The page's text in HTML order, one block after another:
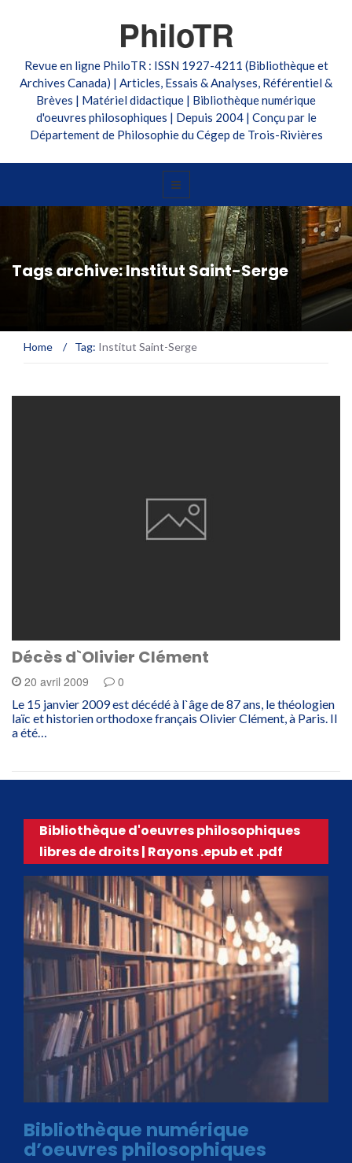
PhiloTR
Revue en ligne PhiloTR : ISSN 1927-4211 (Bibliothèque et
Archives Canada) | Articles, Essais & Analyses, Référentiel &
Brèves | Matériel didactique | Bibliothèque numérique
d'oeuvres philosophiques | Depuis 2004 | Conçu par le
Département de Philosophie du Cégep de Trois-Rivières
Tags archive: Institut Saint-Serge
Home / Tag: Institut Saint-Serge
Décès d`Olivier Clément
20 avril 2009 0
Le 15 janvier 2009 est décédé à l`âge de 87 ans, le théologien
laïc et historien orthodoxe français Olivier Clément, à Paris. Il
a été…
Bibliothèque d'oeuvres philosophiques
libres de droits | Rayons .epub et .pdf
Bibliothèque numérique
d’oeuvres philosophiques